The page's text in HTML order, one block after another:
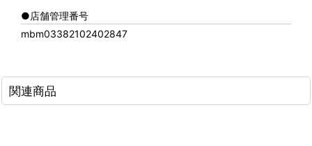
●店舗管理番号
mbm03382102402847
関連商品